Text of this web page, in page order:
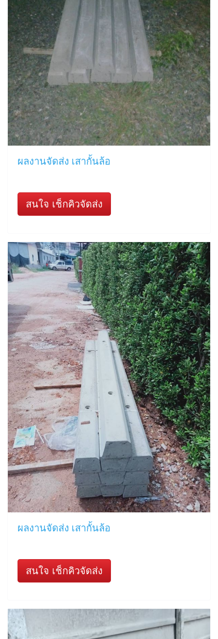
ผลงานจัดส่ง เสากั้นล้อ
สนใจ เช็กคิวจัดส่ง
ผลงานจัดส่ง เสากั้นล้อ
สนใจ เช็กคิวจัดส่ง